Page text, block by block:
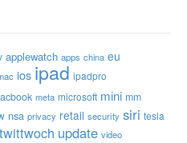
applewatch apps china eu
ios ipad ipadpro
meta microsoft mini mm
nsa privacy retail security siri tesla
twittwoch update video